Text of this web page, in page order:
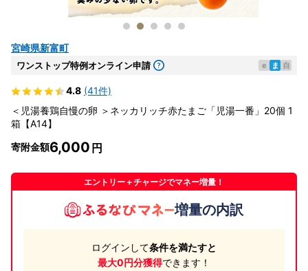
宮崎県新富町
ワンストップ特例オンライン申請 e ま 自
4.8 (41件)
＜児湯養鶏自慢の卵 ＞ネッカリッチ赤たまご「児湯一番」20個 1
箱【A14】
寄附金額6,000
エントリー＋チャージでマネー増量！
増量の内訳
ログインして条件を満たすと
最大0円分獲得できます！